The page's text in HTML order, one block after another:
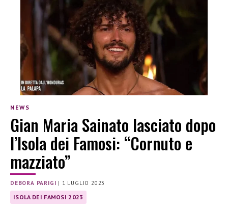
NEWS
Gian Maria Sainato lasciato dopo
l’Isola dei Famosi: “Cornuto e
mazziato”
DEBORA PARIGI | 1 LUGLIO 2023
ISOLA DEI FAMOSI 2023